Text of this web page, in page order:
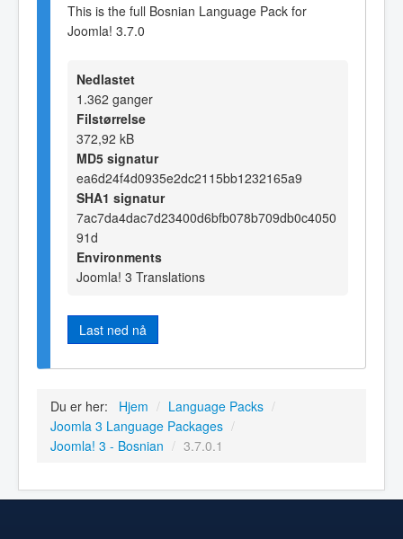
This is the full Bosnian Language Pack for
Joomla! 3.7.0
Nedlastet
1.362 ganger
Filstørrelse
372,92 kB
MD5 signatur
ea6d24f4d0935e2dc2115bb1232165a9
SHA1 signatur
7ac7da4dac7d23400d6bfb078b709db0c4050
91d
Environments
Joomla! 3 Translations
Last ned nå
Du er her: Hjem / Language Packs /
Joomla 3 Language Packages /
Joomla! 3 - Bosnian / 3.7.0.1